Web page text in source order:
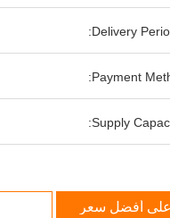
Delivery
Payment
Supply
أفضل سعر